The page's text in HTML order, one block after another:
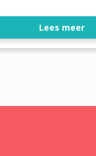
Lees meer